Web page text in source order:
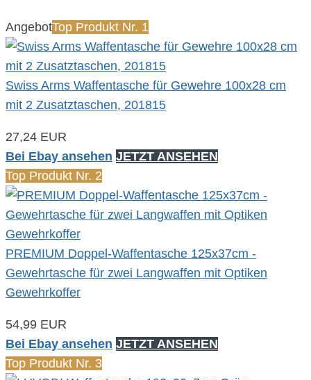
AngebotTop Produkt Nr. 1
Swiss Arms Waffentasche für Gewehre 100x28 cm
mit 2 Zusatztaschen, 201815
27,24 EUR
Bei Ebay ansehen JETZT ANSEHEN
Top Produkt Nr. 2
PREMIUM Doppel-Waffentasche 125x37cm -
Gewehrtasche für zwei Langwaffen mit Optiken
Gewehrkoffer
54,99 EUR
Bei Ebay ansehen JETZT ANSEHEN
Top Produkt Nr. 3